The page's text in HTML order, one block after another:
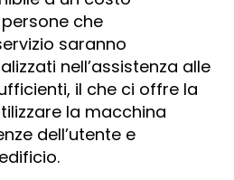
che
saranno
nell’assistenza alle
il che ci offre la
la macchina
dell’utente e